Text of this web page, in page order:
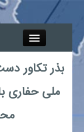
بذر تکاور
ملی حفاری